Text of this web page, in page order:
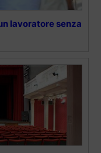
lavoratore senza